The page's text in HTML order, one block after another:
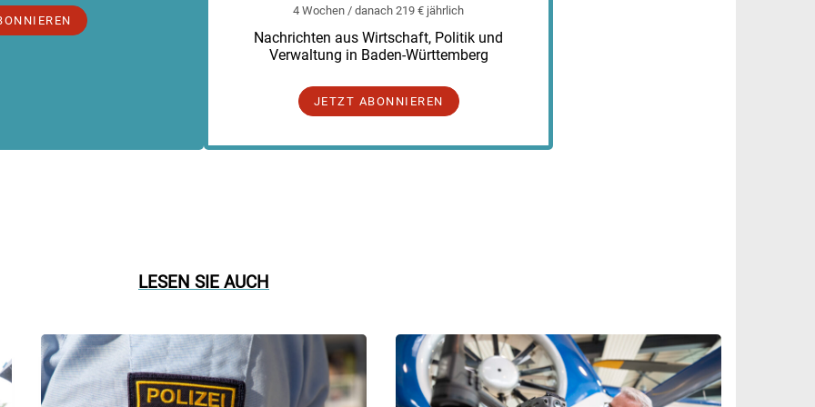
4 Wochen / danach 219 € jährlich
Nachrichten aus Wirtschaft, Politik und
Verwaltung in Baden-Württemberg
JETZT ABONNIEREN
LESEN SIE AUCH